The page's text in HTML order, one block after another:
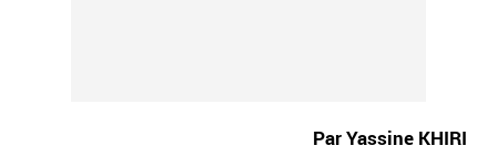
Par Yassine KHIRI